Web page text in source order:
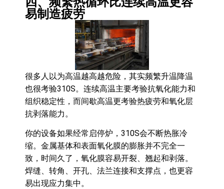
易制造疲劳
很多人以为高温越高越危险，其实频繁升温降温
也很考验310S。连续高温主要考验抗氧化能力和
组织稳定性，而间歇高温更考验热疲劳和氧化层
抗剥落能力。
你的设备如果经常启停炉，310S会不断热胀冷
缩。金属基体和表面氧化膜的膨胀并不完全一
致，时间久了，氧化膜容易开裂、翘起和剥落。
焊缝、转角、开孔、法兰连接和支撑点，也更容
易出现应力集中。